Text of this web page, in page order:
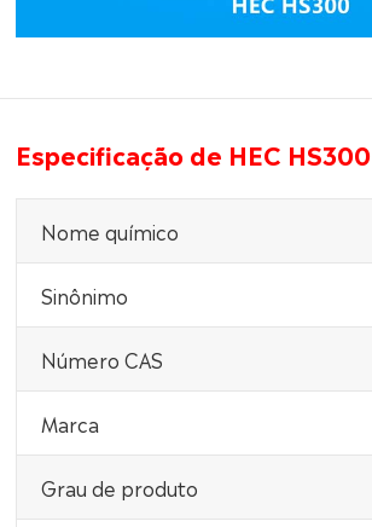
Especificação de HEC HS300
Nome químico
Sinônimo
Número CAS
Marca
Grau de produto